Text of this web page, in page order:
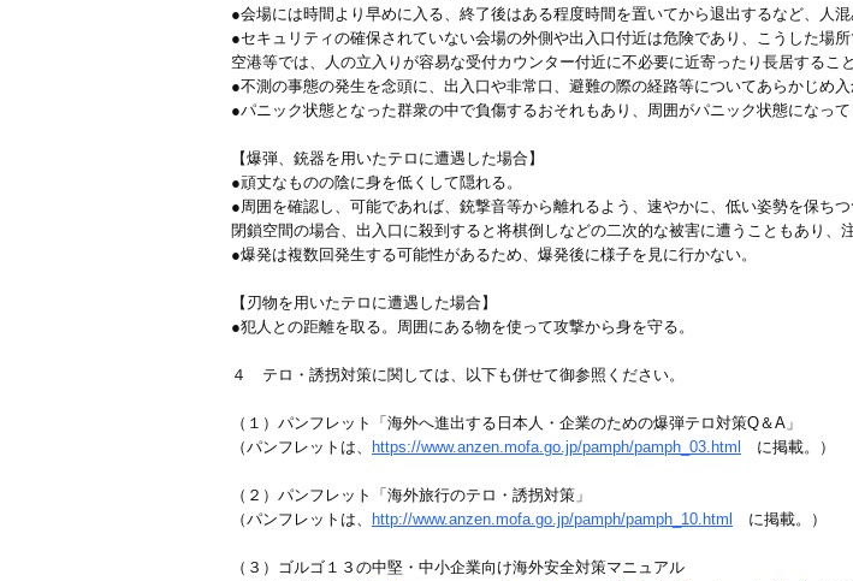
●会場には時間より早めに入る、終了後はある程度時間を置いてから退出するなど、人混
●セキュリティの確保されていない会場の外側や出入口付近は危険であり、こうした場
空港等では、人の立入りが容易な受付カウンター付近に不必要に近寄ったり長居するこ
●不測の事態の発生を念頭に、出入口や非常口、避難の際の経路等についてあらかじめ入
●パニック状態となった群衆の中で負傷するおそれもあり、周囲がパニック状態になって
【爆弾、銃器を用いたテロに遭遇した場合】
●頑丈なものの陰に身を低くして隠れる。
●周囲を確認し、可能であれば、銃撃音等から離れるよう、速やかに、低い姿勢を保ちつ
閉鎖空間の場合、出入口に殺到すると将棋倒しなどの二次的な被害に遭うこともあり、
●爆発は複数回発生する可能性があるため、爆発後に様子を見に行かない。
【刃物を用いたテロに遭遇した場合】
●犯人との距離を取る。周囲にある物を使って攻撃から身を守る。
４ テロ・誘拐対策に関しては、以下も併せて御参照ください。
（１）パンフレット「海外へ進出する日本人・企業のための爆弾テロ対策Q＆A」
（パンフレットは、
https://www.anzen.mofa.go.jp/pamph/pamph_03.html に掲載。）
（２）パンフレット「海外旅行のテロ・誘拐対策」
（パンフレットは、
http://www.anzen.mofa.go.jp/pamph/pamph_10.html に掲載。）
（３）ゴルゴ１３の中堅・中小企業向け海外安全対策マニュアル